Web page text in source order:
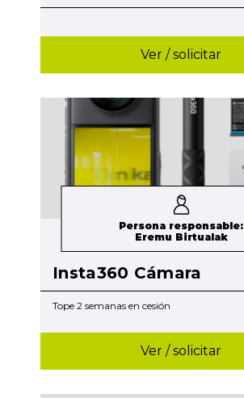
Ver / solicitar
Persona responsable:
Eremu Birtualak
Insta360 Cámara
Tope 2 semanas en cesión
Ver / solicitar